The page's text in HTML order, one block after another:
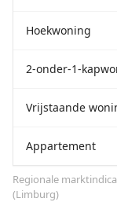
Hoekwoning
2-onder-1-
Vrijstaande
Appartement
Regionale
(Limburg)